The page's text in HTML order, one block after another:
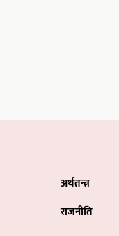
अर्थतन्त्र
राजनीति